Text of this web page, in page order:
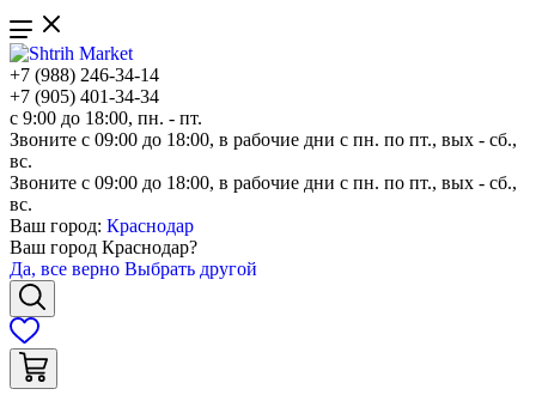
+7 (988) 246-34-14
+7 (905) 401-34-34
с 9:00 до 18:00, пн. - пт.
Звоните с 09:00 до 18:00, в рабочие дни с пн. по пт., вых - сб.,
вс.
Звоните с 09:00 до 18:00, в рабочие дни с пн. по пт., вых - сб.,
вс.
Ваш город: Краснодар
Ваш город Краснодар?
Да, все верно Выбрать другой